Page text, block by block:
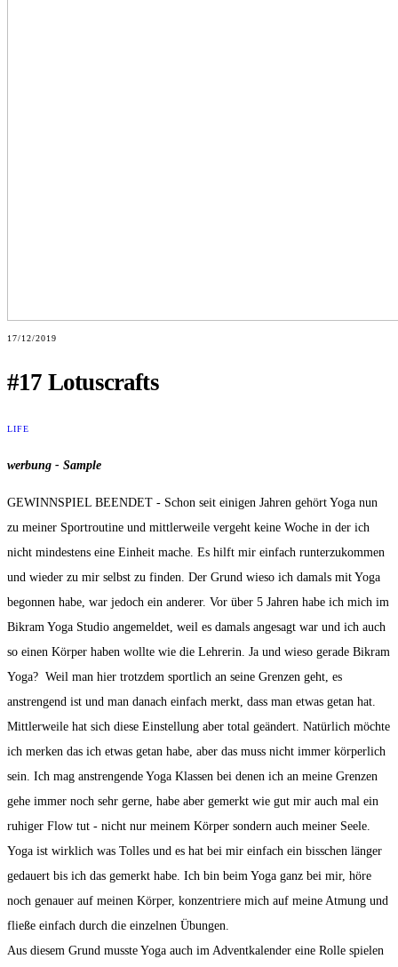
17/12/2019
#17 Lotuscrafts
LIFE
werbung - Sample
GEWINNSPIEL BEENDET - Schon seit einigen Jahren gehört Yoga nun
zu meiner Sportroutine und mittlerweile vergeht keine Woche in der ich
nicht mindestens eine Einheit mache. Es hilft mir einfach runterzukommen
und wieder zu mir selbst zu finden. Der Grund wieso ich damals mit Yoga
begonnen habe, war jedoch ein anderer. Vor über 5 Jahren habe ich mich im
Bikram Yoga Studio angemeldet, weil es damals angesagt war und ich auch
so einen Körper haben wollte wie die Lehrerin. Ja und wieso gerade Bikram
Yoga? Weil man hier trotzdem sportlich an seine Grenzen geht, es
anstrengend ist und man danach einfach merkt, dass man etwas getan hat.
Mittlerweile hat sich diese Einstellung aber total geändert. Natürlich möchte
ich merken das ich etwas getan habe, aber das muss nicht immer körperlich
sein. Ich mag anstrengende Yoga Klassen bei denen ich an meine Grenzen
gehe immer noch sehr gerne, habe aber gemerkt wie gut mir auch mal ein
ruhiger Flow tut - nicht nur meinem Körper sondern auch meiner Seele.
Yoga ist wirklich was Tolles und es hat bei mir einfach ein bisschen länger
gedauert bis ich das gemerkt habe. Ich bin beim Yoga ganz bei mir, höre
noch genauer auf meinen Körper, konzentriere mich auf meine Atmung und
fließe einfach durch die einzelnen Übungen.
Aus diesem Grund musste Yoga auch im Adventkalender eine Rolle spielen